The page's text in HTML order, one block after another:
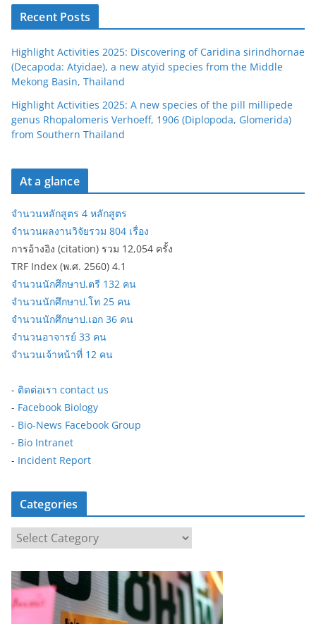
Recent Posts
Highlight Activities 2025: Discovering of Caridina sirindhornae
(Decapoda: Atyidae), a new atyid species from the Middle
Mekong Basin, Thailand
Highlight Activities 2025: A new species of the pill millipede
genus Rhopalomeris Verhoeff, 1906 (Diplopoda, Glomerida)
from Southern Thailand
At a glance
จำนวนหลักสูตร 4 หลักสูตร
จำนวนผลงานวิจัยรวม 804 เรื่อง
การอ้างอิง (citation) รวม 12,054 ครั้ง
TRF Index (พ.ศ. 2560) 4.1
จำนวนนักศึกษาป.ตรี 132 คน
จำนวนนักศึกษาป.โท 25 คน
จำนวนนักศึกษาป.เอก 36 คน
จำนวนอาจารย์ 33 คน
จำนวนเจ้าหน้าที่ 12 คน
- ติดต่อเรา contact us
- Facebook Biology
- Bio-News Facebook Group
- Bio Intranet
- Incident Report
Categories
t
e
g